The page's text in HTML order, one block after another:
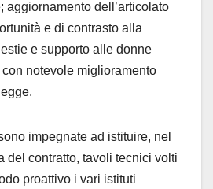
aggiornamento dell’articolato
e di contrasto alla
e supporto alle donne
notevole miglioramento
impegnate ad istituire, nel
del contratto, tavoli tecnici volti
proattivo i vari istituti